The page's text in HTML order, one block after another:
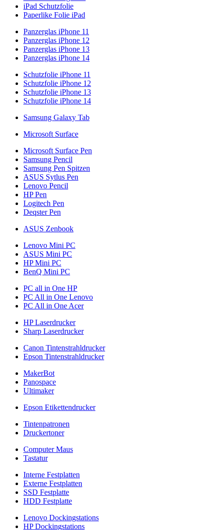
iPad Schutzfolie
Paperlike Folie iPad
Panzerglas iPhone 11
Panzerglas iPhone 12
Panzerglas iPhone 13
Panzerglas iPhone 14
Schutzfolie iPhone 11
Schutzfolie iPhone 12
Schutzfolie iPhone 13
Schutzfolie iPhone 14
Samsung Galaxy Tab
Microsoft Surface
Microsoft Surface Pen
Samsung Pencil
Samsung Pen Spitzen
ASUS Sytlus Pen
Lenovo Pencil
HP Pen
Logitech Pen
Deqster Pen
ASUS Zenbook
Lenovo Mini PC
ASUS Mini PC
HP Mini PC
BenQ Mini PC
PC all in One HP
PC All in One Lenovo
PC All in One Acer
HP Laserdrucker
Sharp Laserdrucker
Canon Tintenstrahldrucker
Epson Tintenstrahldrucker
MakerBot
Panospace
Ultimaker
Epson Etikettendrucker
Tintenpatronen
Druckertoner
Computer Maus
Tastatur
Interne Festplatten
Externe Festplatten
SSD Festplatte
HDD Festplatte
Lenovo Dockingstations
HP Dockingstations